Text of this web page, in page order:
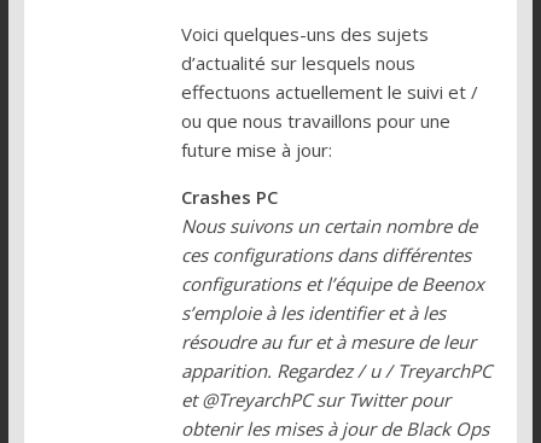
Voici quelques-uns des sujets
d’actualité sur lesquels nous
effectuons actuellement le suivi et /
ou que nous travaillons pour une
future mise à jour:
Crashes PC
Nous suivons un certain nombre de
ces configurations dans différentes
configurations et l’équipe de Beenox
s’emploie à les identifier et à les
résoudre au fur et à mesure de leur
apparition. Regardez / u / TreyarchPC
et @TreyarchPC sur Twitter pour
obtenir les mises à jour de Black Ops